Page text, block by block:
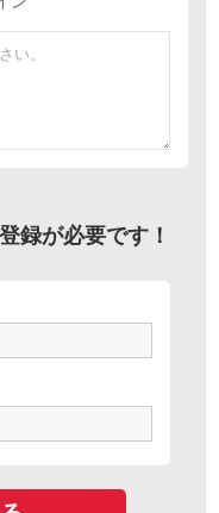
録が必要です！